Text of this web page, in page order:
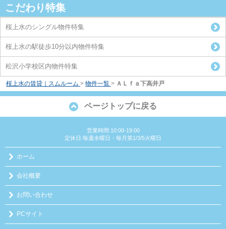
こだわり特集
桜上水のシングル物件特集
桜上水の駅徒歩10分以内物件特集
松沢小学校区内物件特集
桜上水の賃貸｜スムルーム > 物件一覧 > ＡＬｆａ下高井戸
ページトップに戻る
営業時間:10:00-19:00
定休日:毎週水曜日・毎月第1/3/5火曜日
ホーム
会社概要
お問い合わせ
PCサイト